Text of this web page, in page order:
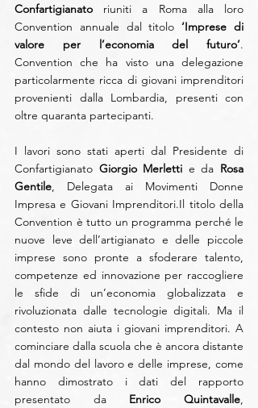
Confartigianato riuniti a Roma alla loro
Convention annuale dal titolo ‘Imprese di
valore per l’economia del futuro’.
Convention che ha visto una delegazione
particolarmente ricca di giovani imprenditori
provenienti dalla Lombardia, presenti con
oltre quaranta partecipanti.
I lavori sono stati aperti dal Presidente di
Confartigianato Giorgio Merletti e da Rosa
Gentile, Delegata ai Movimenti Donne
Impresa e Giovani Imprenditori.Il titolo della
Convention è tutto un programma perché le
nuove leve dell’artigianato e delle piccole
imprese sono pronte a sfoderare talento,
competenze ed innovazione per raccogliere
le sfide di un’economia globalizzata e
rivoluzionata dalle tecnologie digitali. Ma il
contesto non aiuta i giovani imprenditori. A
cominciare dalla scuola che è ancora distante
dal mondo del lavoro e delle imprese, come
hanno dimostrato i dati del rapporto
presentato da Enrico Quintavalle,